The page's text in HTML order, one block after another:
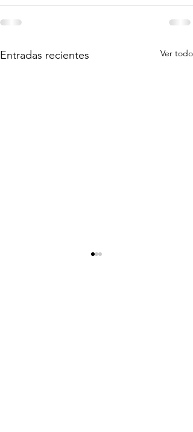
Entradas recientes Ver todo